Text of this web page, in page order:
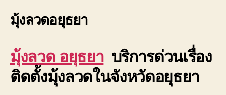
มุ้งลวดอยุธยา
มุ้งลวด อยุธยาบริการด่วนเรื่อง
ติดตั้งมุ้งลวดในจังหวัดอยุธยา